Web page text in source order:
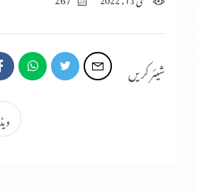
متی کی انجیل کا تنقیدی تجزیہ (پارٹ 38)
متی کی انجیل کا تنقیدی تجزیہ (پارٹ 37)شیئر کریں